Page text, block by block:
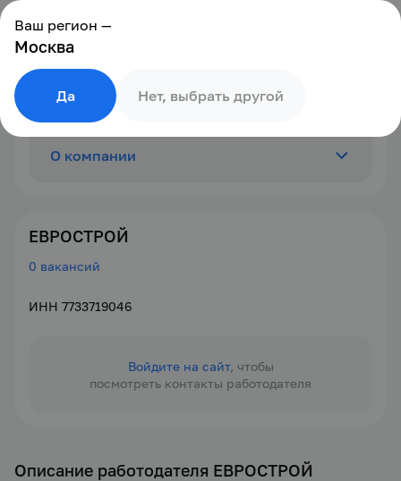
ЕВРОСТРОЙ
0 вакансий
ИНН 7733719046
Войдите на сайт, чтобы
посмотреть контакты работодателя
О компании
Описание работодателя ЕВРОСТРОЙ
Ваш регион —
Москва
Нет, выбрать другой
Да